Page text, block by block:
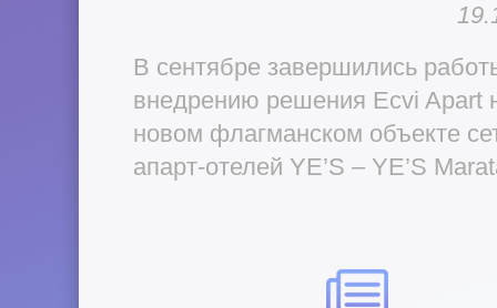
В сентябре завершились
внедрению решения Ecvi Apart
новом флагманском объекте
апарт-отелей YE’S – YE’S